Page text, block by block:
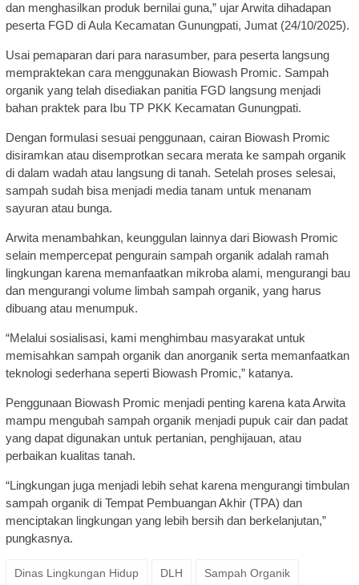
dan menghasilkan produk bernilai guna,” ujar Arwita dihadapan
peserta FGD di Aula Kecamatan Gunungpati, Jumat (24/10/2025).
Usai pemaparan dari para narasumber, para peserta langsung
mempraktekan cara menggunakan Biowash Promic. Sampah
organik yang telah disediakan panitia FGD langsung menjadi
bahan praktek para Ibu TP PKK Kecamatan Gunungpati.
Dengan formulasi sesuai penggunaan, cairan Biowash Promic
disiramkan atau disemprotkan secara merata ke sampah organik
di dalam wadah atau langsung di tanah. Setelah proses selesai,
sampah sudah bisa menjadi media tanam untuk menanam
sayuran atau bunga.
Arwita menambahkan, keunggulan lainnya dari Biowash Promic
selain mempercepat pengurain sampah organik adalah ramah
lingkungan karena memanfaatkan mikroba alami, mengurangi bau
dan mengurangi volume limbah sampah organik, yang harus
dibuang atau menumpuk.
“Melalui sosialisasi, kami menghimbau masyarakat untuk
memisahkan sampah organik dan anorganik serta memanfaatkan
teknologi sederhana seperti Biowash Promic,” katanya.
Penggunaan Biowash Promic menjadi penting karena kata Arwita
mampu mengubah sampah organik menjadi pupuk cair dan padat
yang dapat digunakan untuk pertanian, penghijauan, atau
perbaikan kualitas tanah.
“Lingkungan juga menjadi lebih sehat karena mengurangi timbulan
sampah organik di Tempat Pembuangan Akhir (TPA) dan
menciptakan lingkungan yang lebih bersih dan berkelanjutan,”
pungkasnya.
Dinas Lingkungan Hidup DLH Sampah Organik